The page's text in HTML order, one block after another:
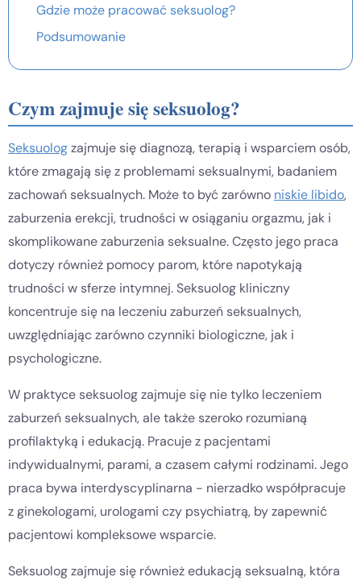
Gdzie może pracować seksuolog?
Podsumowanie
Czym zajmuje się seksuolog?
Seksuologzajmuje się diagnozą, terapią i wsparciem osób,
które zmagają się z problemami seksualnymi, badaniem
zachowań seksualnych. Może to być zarówno niskie libido,
zaburzenia erekcji, trudności w osiąganiu orgazmu, jak i
skomplikowane zaburzenia seksualne. Często jego praca
dotyczy również pomocy parom, które napotykają
trudności w sferze intymnej. Seksuolog kliniczny
koncentruje się na leczeniu zaburzeń seksualnych,
uwzględniając zarówno czynniki biologiczne, jak i
psychologiczne.
W praktyce seksuolog zajmuje się nie tylko leczeniem
zaburzeń seksualnych, ale także szeroko rozumianą
profilaktyką i edukacją. Pracuje z pacjentami
indywidualnymi, parami, a czasem całymi rodzinami. Jego
praca bywa interdyscyplinarna - nierzadko współpracuje
z ginekologami, urologami czy psychiatrą, by zapewnić
pacjentowi kompleksowe wsparcie.
Seksuolog zajmuje się również edukacją seksualną, która